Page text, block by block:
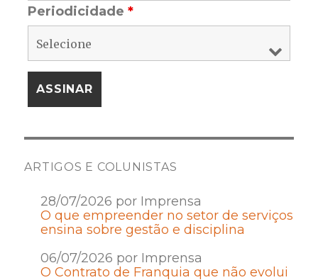
Periodicidade*
ARTIGOS E COLUNISTAS
28/07/2026 por Imprensa
O que empreender no setor de serviços
ensina sobre gestão e disciplina
06/07/2026 por Imprensa
O Contrato de Franquia que não evolui